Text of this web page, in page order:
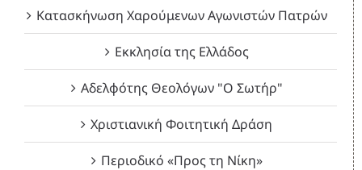
Κατασκήνωση Χαρούμενων Αγωνιστών Πατρών
Εκκλησία της Ελλάδος
Αδελφότης Θεολόγων "Ο Σωτήρ"
Χριστιανική Φοιτητική Δράση
Περιοδικό «Προς τη Νίκη»